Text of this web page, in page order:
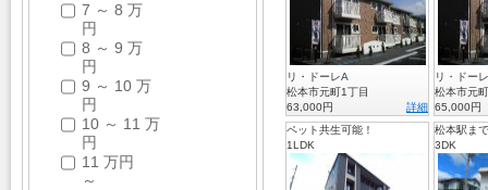
リ・ドーレA
松本市元町1丁目
63,000円
詳細
リ・ドー
松本市元
65,000円
ペット共生可能！
閑静な住宅街にある、大東建
託の新築物件です。
1LDK
松本駅ま
内だめで
交通の便
力です
3DK
7 ～ 8 万
円
8 ～ 9 万
円
9 ～ 10 万
円
10 ～ 11 万
円
11 万円
～